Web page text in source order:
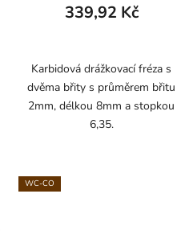
339,92 Kč
Karbidová drážkovací fréza s
dvěma břity s průměrem břitu
2mm, délkou 8mm a stopkou
6,35.
WC-CO